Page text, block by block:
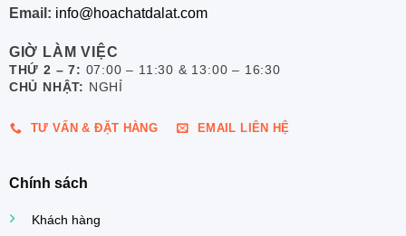
Email: info@hoachatdalat.com
GIỜ LÀM VIỆC
THỨ 2 – 7: 07:00 – 11:30 & 13:00 – 16:30
CHỦ NHẬT: NGHỈ
TƯ VẤN & ĐẶT HÀNG EMAIL LIÊN HỆ
Chính sách
Khách hàng